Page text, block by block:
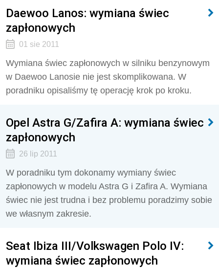
Daewoo Lanos: wymiana świec
zapłonowych
01 sie 2011
Wymiana świec zapłonowych w silniku benzynowym
w Daewoo Lanosie nie jest skomplikowana. W
poradniku opisaliśmy tę operację krok po kroku.
Opel Astra G/Zafira A: wymiana świec
zapłonowych
26 lip 2011
W poradniku tym dokonamy wymiany świec
zapłonowych w modelu Astra G i Zafira A. Wymiana
świec nie jest trudna i bez problemu poradzimy sobie
we własnym zakresie.
Seat Ibiza III/Volkswagen Polo IV:
wymiana świec zapłonowych